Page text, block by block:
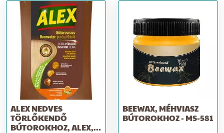
ALEX NEDVES
TÖRLŐKENDŐ
BÚTOROKHOZ, ALEX,
BEEWAX, MÉHVIASZ
BÚTOROKHOZ - MS-581